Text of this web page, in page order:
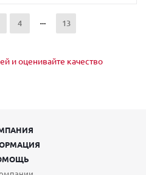
4 13